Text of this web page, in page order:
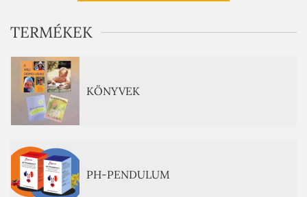
TERMÉKEK
KÖNYVEK
PH-PENDULUM